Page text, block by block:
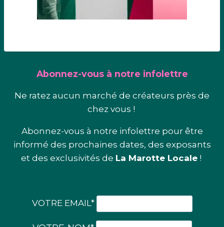
Abonnez-vous à notre infolettre
Ne ratez aucun marché de créateurs près de
chez vous !
Abonnez-vous à notre infolettre pour être
informé des prochaines dates, des exposants
et des exclusivités de La Marotte Locale!
VOTRE EMAIL*